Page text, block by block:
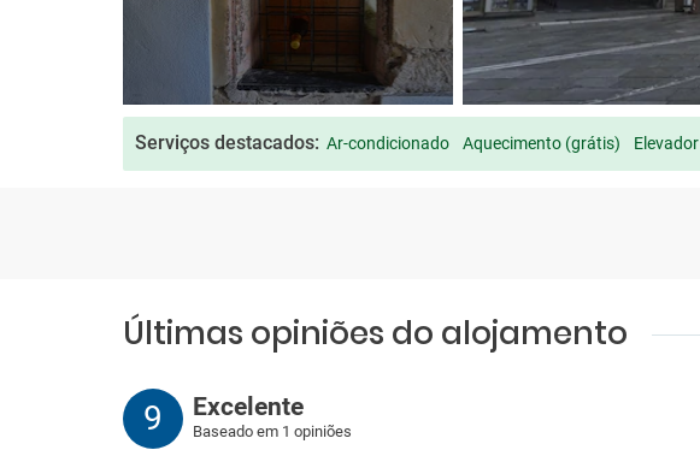
Serviços destacados: Ar-condicionado Aquecimento (grátis) Elevador
Últimas opiniões do alojamento
9 Excelente
Baseado em 1 opiniões